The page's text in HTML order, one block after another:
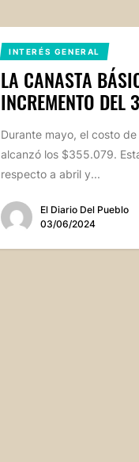
INTERÉS GENERAL
LA CANASTA
INCREMENTO
Durante mayo, el costo
alcanzó los $355.079.
respecto a abril y...
El Diario Del Pueblo
03/06/2024